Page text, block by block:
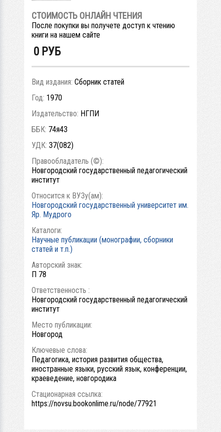
СТОИМОСТЬ ОНЛАЙН ЧТЕНИЯ
После покупки вы получете доступ к чтению
книги на нашем сайте
0 РУБ
Вид издания: Сборник статей
Год: 1970
Издательство: НГПИ
ББК: 74я43
УДК: 37(082)
Правообладатель (©):
Новгородский государственный педагогический
институт
Относится к ВУЗу(ам):
Новгородский государственный университет им.
Яр. Мудрого
Каталоги:
Научные публикации (монографии, сборники
статей и т.п.)
Авторский знак:
П 78
Ответственность :
Новгородский государственный педагогический
институт
Место публикации:
Новгород
Ключевые слова:
Педагогика, история развития общества,
иностранные языки, русский язык, конференции,
краеведение, новгородика
Стационарная ссылка:
https://novsu.bookonlime.ru/node/77921